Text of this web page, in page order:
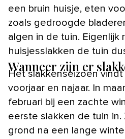
een bruin huisje, eten
zoals gedroogde
algen in de tuin. Eigenlijk
huisjesslakken de tuin
Wanneer zijn er
Het slakkenseizoen
voorjaar en najaar. In
februari bij een zachte
eerste slakken de tuin
grond na een lange